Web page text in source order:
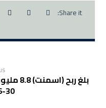
30-06-2012